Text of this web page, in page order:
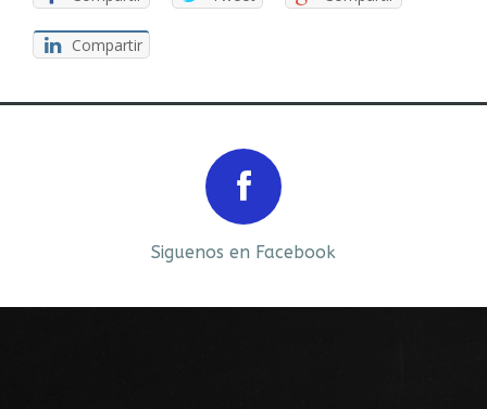
Compartir
Siguenos en Facebook